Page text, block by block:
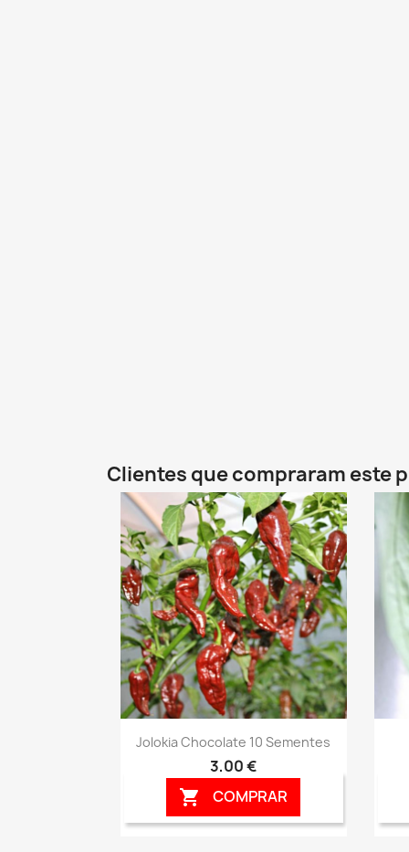
Clientes que compraram este
Vista rápida
Jolokia Chocolate 10 Sementes
3,00 €
 COMPRAR